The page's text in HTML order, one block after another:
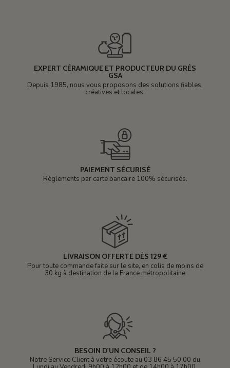
EXPERT CÉRAMIQUE ET PRODUCTEUR DU GRÈS
GSA
Depuis 1985, nous vous proposons des solutions fiables,
créatives et locales.
PAIEMENT SÉCURISÉ
Règlements par carte bancaire 100% sécurisés.
LIVRAISON OFFERTE DÈS 129 €
Pour toute commande faite sur le site, en colis de moins de
30 kg à destination de la France métropolitaine
BESOIN D'UN CONSEIL ?
Notre Service Client à votre écoute au 03 86 45 50 00 du